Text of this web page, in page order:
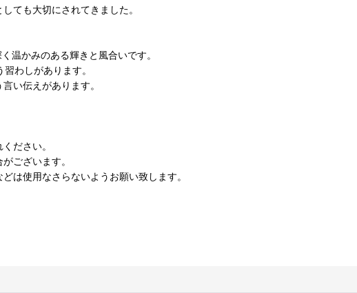
ても大切にされてきました。
温かみのある輝きと風合いです。
わしがあります。
い伝えがあります。
ださい。
ございます。
は使用なさらないようお願い致します。